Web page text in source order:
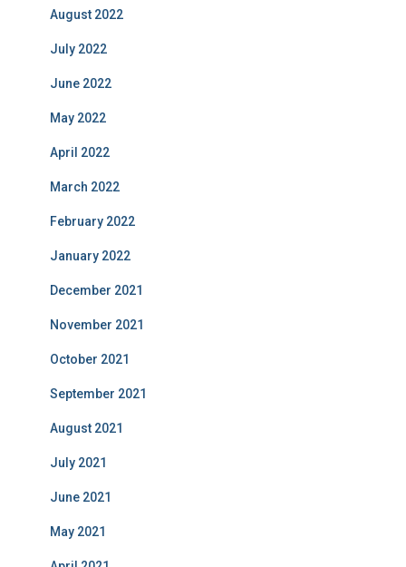
August 2022
July 2022
June 2022
May 2022
April 2022
March 2022
February 2022
January 2022
December 2021
November 2021
October 2021
September 2021
August 2021
July 2021
June 2021
May 2021